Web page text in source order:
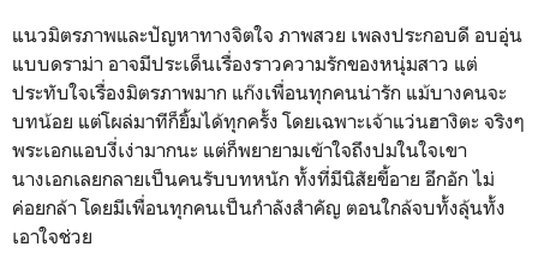
แนวมิตรภาพและปัญหาทางจิตใจ ภาพสวย เพลงประกอบดี อบอุ่น
แบบดราม่า อาจมีประเด็นเรื่องราวความรักของหนุ่มสาว แต่
ประทับใจเรื่องมิตรภาพมาก แก๊งเพื่อนทุกคนน่ารัก แม้บางคนจะ
บทน้อย แต่โผล่มาทีก็ยิ้มได้ทุกครั้ง โดยเฉพาะเจ้าแว่นฮางิตะ จริงๆ
พระเอกแอบงี่เง่ามากนะ แต่ก็พยายามเข้าใจถึงปมในใจเขา
นางเอกเลยกลายเป็นคนรับบทหนัก ทั้งที่มีนิสัยขี้อาย อึกอัก ไม่
ค่อยกล้า โดยมีเพื่อนทุกคนเป็นกำลังสำคัญ ตอนใกล้จบทั้งลุ้นทั้ง
เอาใจช่วย